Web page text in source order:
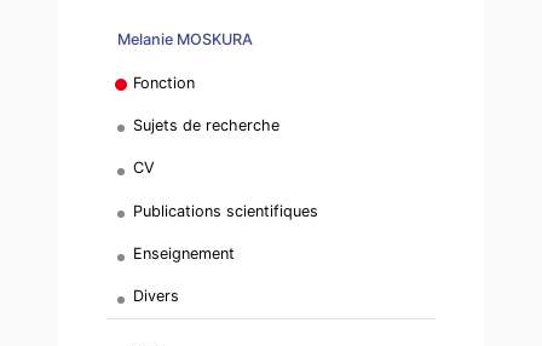
Melanie MOSKURA
Fonction
Sujets de recherche
CV
Publications scientifiques
Enseignement
Divers